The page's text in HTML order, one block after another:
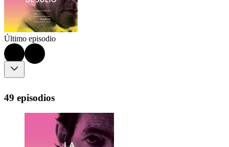
Último episodio
49 episodios